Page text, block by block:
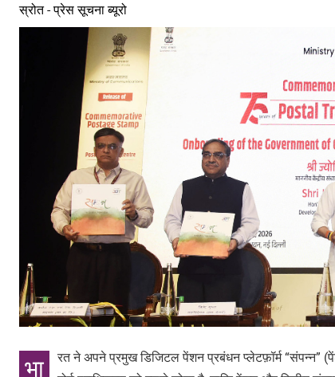
स्रोत - प्रेस सूचना ब्यूरो
भा
रत ने अपने प्रमुख डिजिटल पेंशन प्रबंधन प्लेटफ़ॉर्म “संपन्न”